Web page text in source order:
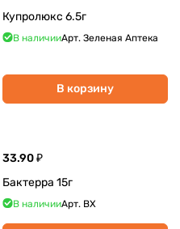
Купролюкс 6.5г
В наличииАрт. Зеленая Аптека
В корзину
33.90 ₽
Бактерра 15г
В наличииАрт. ВХ